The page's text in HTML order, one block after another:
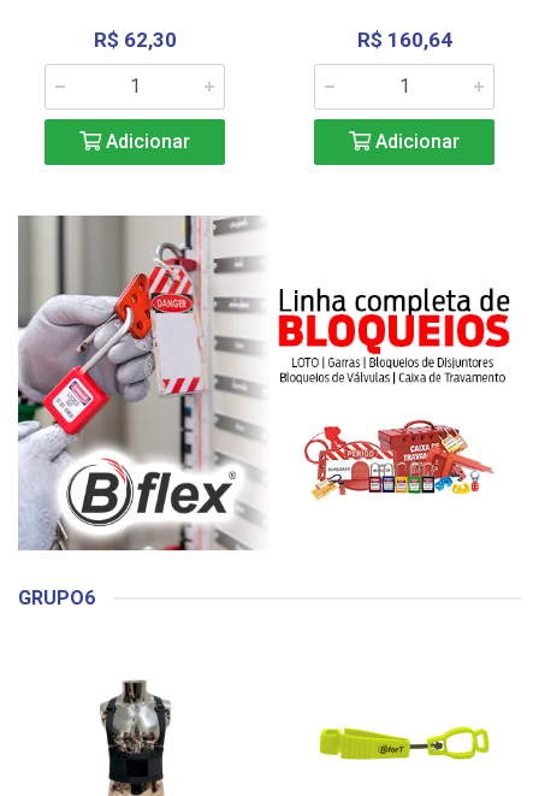
R$ 62,30
Adicionar
R$ 160,64
Adicionar
GRUPO6